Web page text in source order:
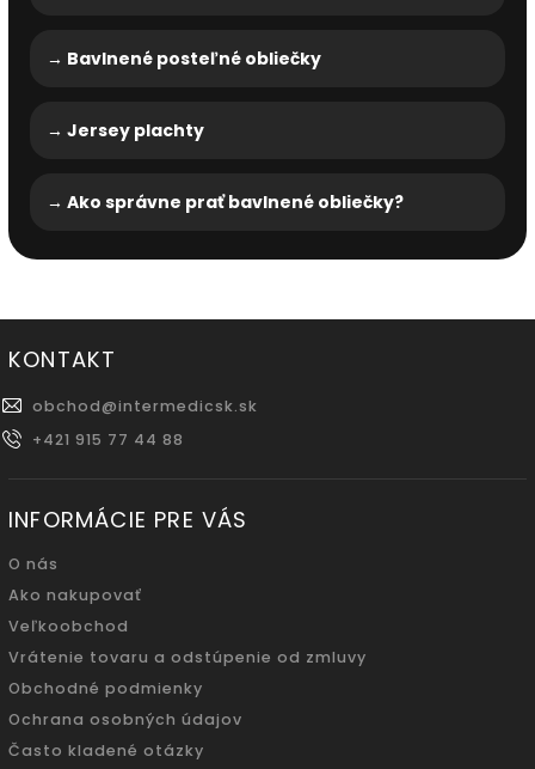
→ Bavlnené posteľné obliečky
→ Jersey plachty
→ Ako správne prať bavlnené obliečky?
KONTAKT
obchod@intermedicsk.sk
+421 915 77 44 88
INFORMÁCIE PRE VÁS
O nás
Ako nakupovať
Veľkoobchod
Vrátenie tovaru a odstúpenie od zmluvy
Obchodné podmienky
Ochrana osobných údajov
Často kladené otázky